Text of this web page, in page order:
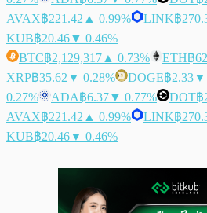
AVAX฿221.42 ▲ 0.99% LINK฿
KUB฿20.46▼ 0.46%
BTC฿2,129,317 ▲ 0.73% ETH฿
XRP฿35.62 ▼ 0.28% DOGE฿2.33▼
0.27%
ADA฿6.37▼ 0.77% DOT฿
AVAX฿221.42 ▲ 0.99% LINK฿
KUB฿20.46▼ 0.46%